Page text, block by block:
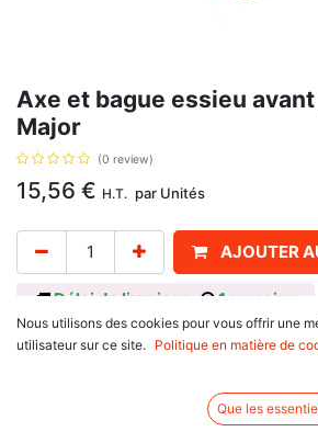
Axe et bague essieu
Major
(0 review)
15,56 € H.T. par Unités
AJOUTER
Délai de livraison : 1 semaine
Référence d'origine : 81717411, 384677S8,
Associez d'autres produits:
Nous utilisons des cookies pour vous offrir une
utilisateur sur ce site.
Politique en matière de
Que les